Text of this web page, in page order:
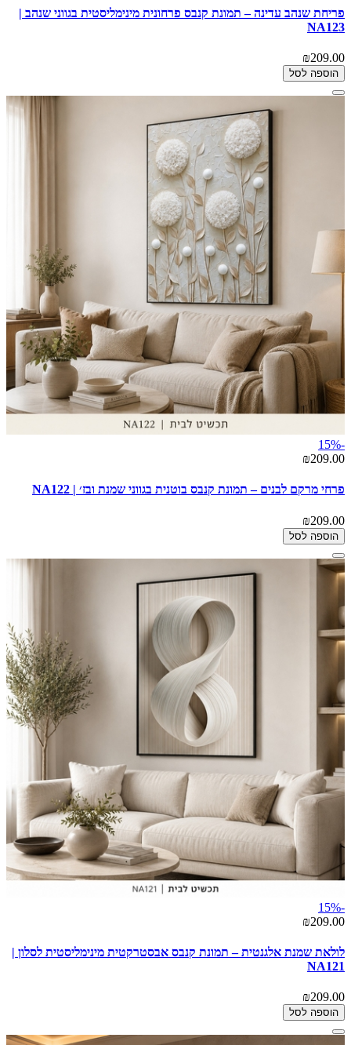
פריחת שנהב עדינה – תמונת קנבס פרחונית מינימליסטית בגווני שנהב |
NA123
₪209.00
הוספה לסל
-15%
₪209.00
פרחי מרקם לבנים – תמונת קנבס בוטנית בגווני שמנת ובז׳ | NA122
₪209.00
הוספה לסל
-15%
₪209.00
לולאת שמנת אלגנטית – תמונת קנבס אבסטרקטית מינימליסטית לסלון |
NA121
₪209.00
הוספה לסל